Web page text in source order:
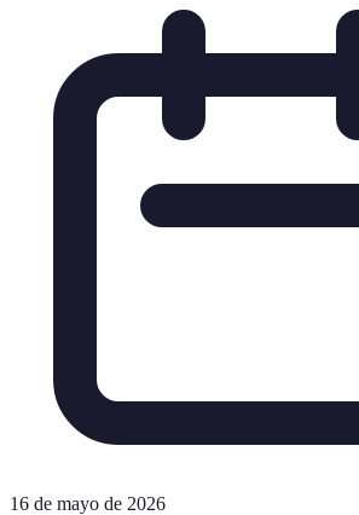
16 de mayo de 2026